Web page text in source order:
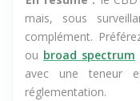
En résumé :
le CBD
mais, sous
complément.
oubroad spectrum
avec une teneur